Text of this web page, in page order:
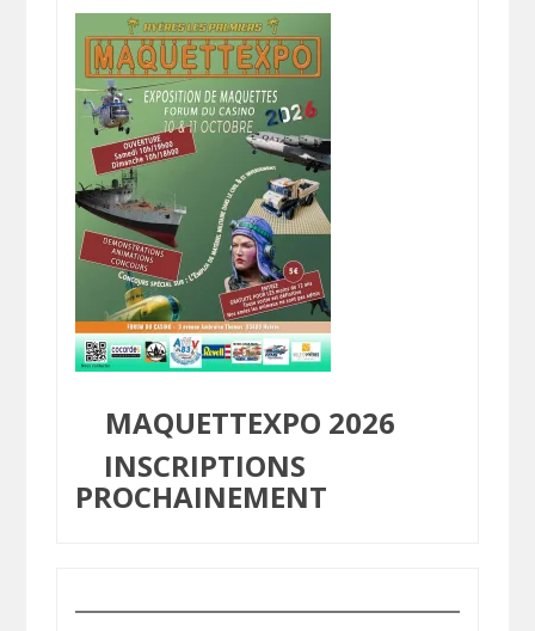
MAQUETTEXPO 2026
INSCRIPTIONS
PROCHAINEMENT